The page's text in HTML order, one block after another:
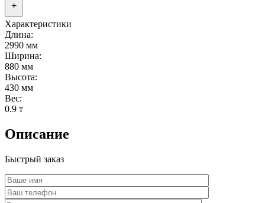
+
Характеристики
Длина:
2990 мм
Ширина:
880 мм
Высота:
430 мм
Вес:
0.9 т
Описание
Быстрый заказ